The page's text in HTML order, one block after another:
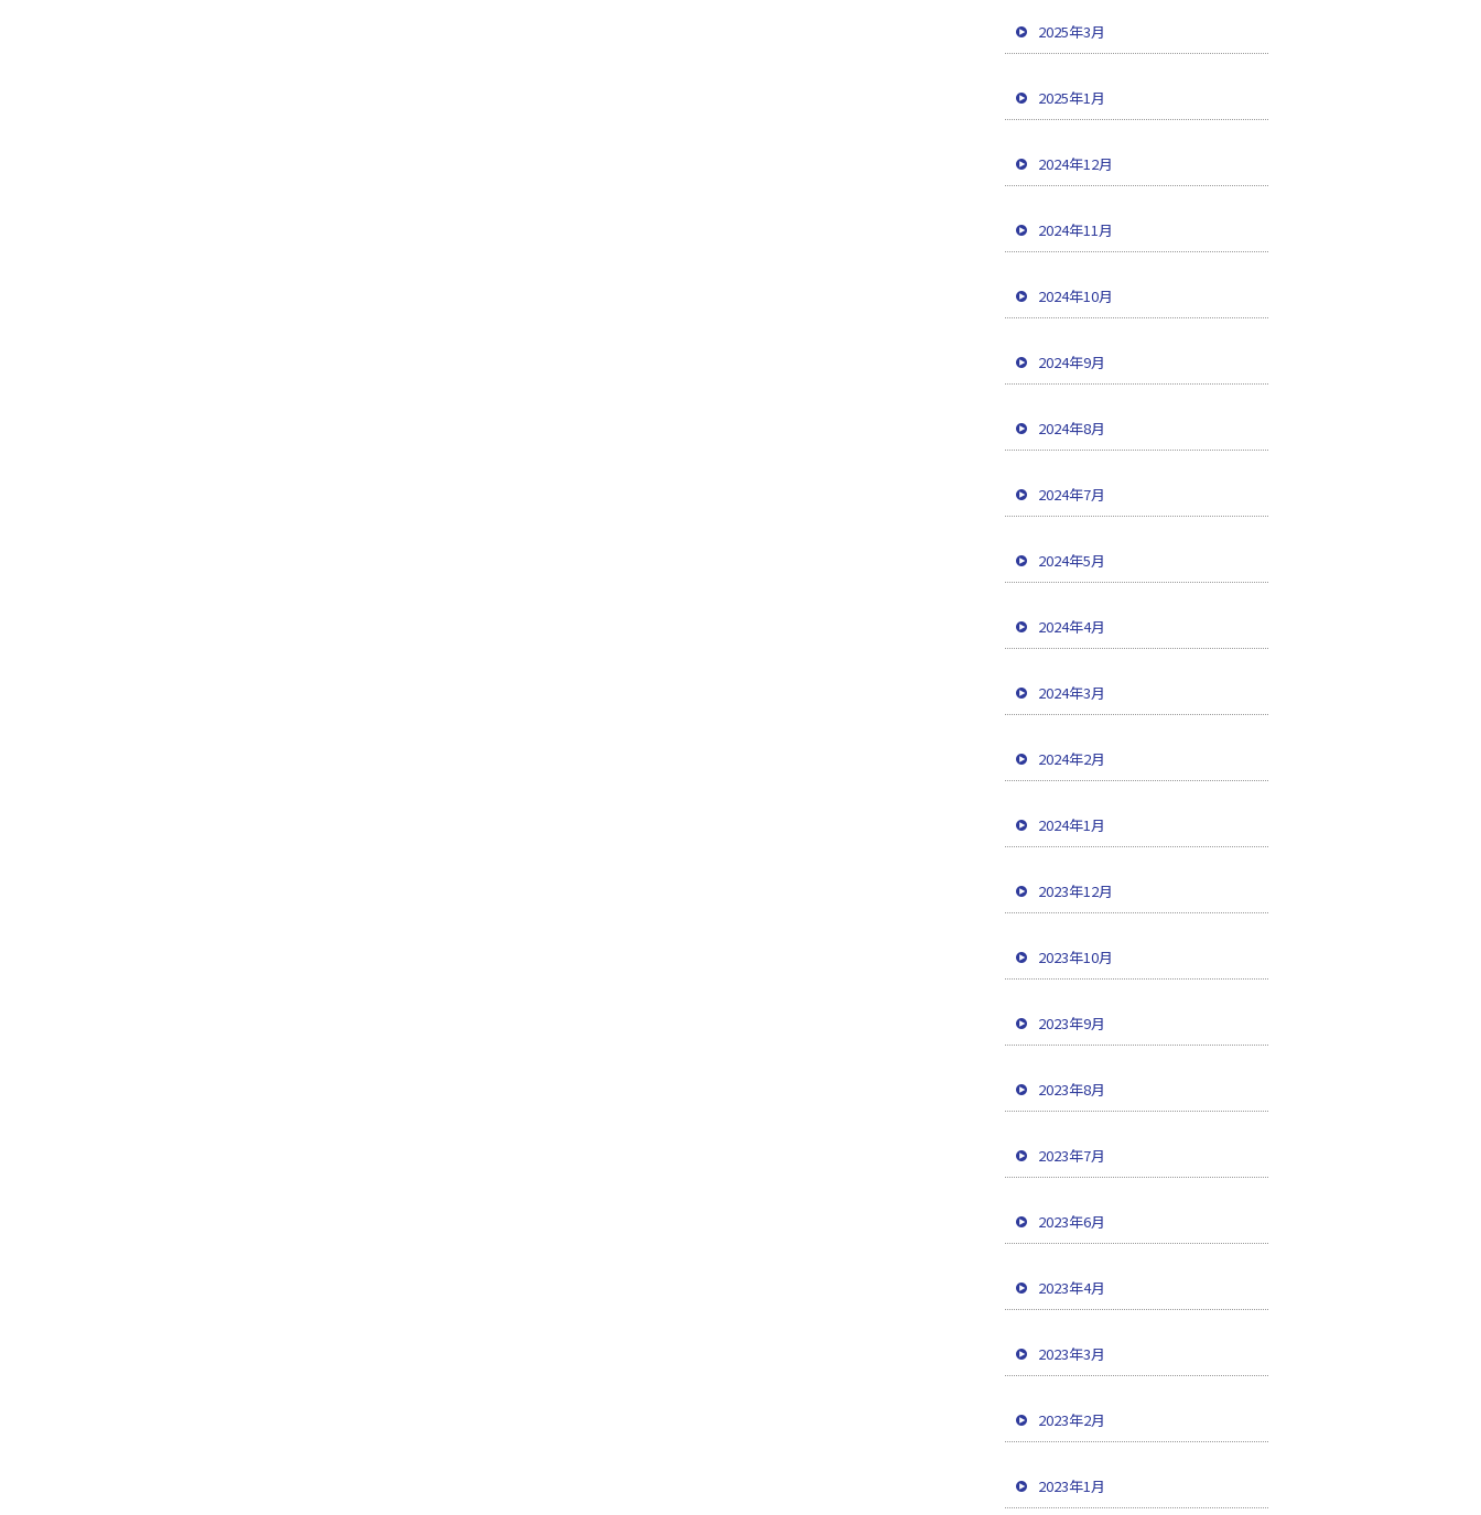
2025年3月
2025年1月
2024年12月
2024年11月
2024年10月
2024年9月
2024年8月
2024年7月
2024年5月
2024年4月
2024年3月
2024年2月
2024年1月
2023年12月
2023年10月
2023年9月
2023年8月
2023年7月
2023年6月
2023年4月
2023年3月
2023年2月
2023年1月